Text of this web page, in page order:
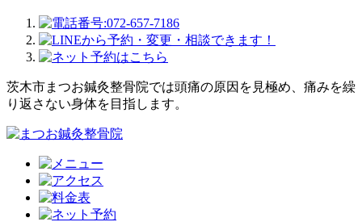
茨木市まつお鍼灸整骨院では頭痛の原因を見極め、痛みを繰
り返さない身体を目指します。